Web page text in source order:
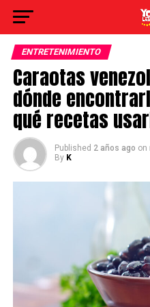
ENTRETENIMIENTO
Caraotas
dónde
qué recetas
Published 2 años ago on
By K